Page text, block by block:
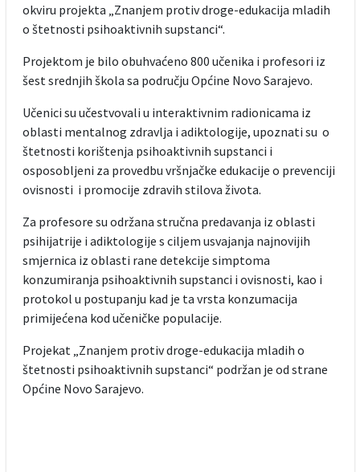
okviru projekta „Znanjem protiv droge-edukacija mladih
o štetnosti psihoaktivnih supstanci“.
Projektom je bilo obuhvaćeno 800 učenika i profesori iz
šest srednjih škola sa području Općine Novo Sarajevo.
Učenici su učestvovali u interaktivnim radionicama iz
oblasti mentalnog zdravlja i adiktologije, upoznati su o
štetnosti korištenja psihoaktivnih supstanci i
osposobljeni za provedbu vršnjačke edukacije o prevenciji
ovisnosti i promocije zdravih stilova života.
Za profesore su održana stručna predavanja iz oblasti
psihijatrije i adiktologije s ciljem usvajanja najnovijih
smjernica iz oblasti rane detekcije simptoma
konzumiranja psihoaktivnih supstanci i ovisnosti, kao i
protokol u postupanju kad je ta vrsta konzumacija
primijećena kod učeničke populacije.
Projekat „Znanjem protiv droge-edukacija mladih o
štetnosti psihoaktivnih supstanci“ podržan je od strane
Općine Novo Sarajevo.